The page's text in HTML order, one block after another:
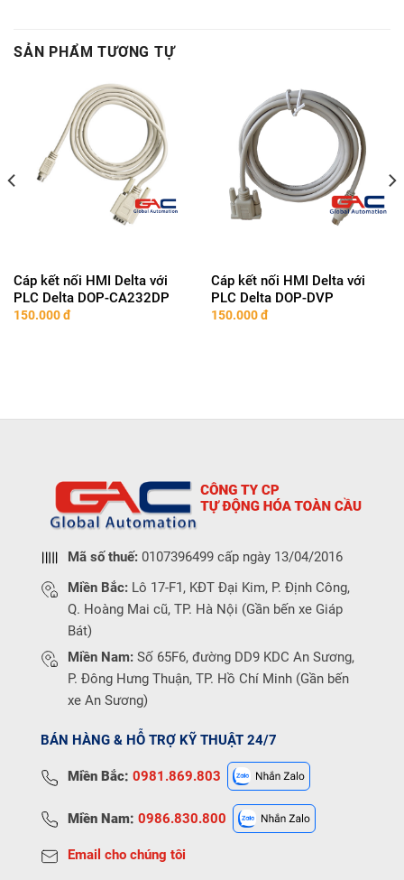
SẢN PHẨM TƯƠNG TỰ
Cáp kết nối HMI Delta với
PLC Delta DOP-CA232DP
150.000đ
Cáp kết nối HMI Delta với
PLC Delta DOP-DVP
150.000đ
Mã số thuế: 0107396499 cấp ngày 13/04/2016
Miền Bắc: Lô 17-F1, KĐT Đại Kim, P. Định Công,
Q. Hoàng Mai cũ, TP. Hà Nội (Gần bến xe Giáp
Bát)
Miền Nam: Số 65F6, đường DD9 KDC An Sương,
P. Đông Hưng Thuận, TP. Hồ Chí Minh (Gần bến
xe An Sương)
BÁN HÀNG & HỖ TRỢ KỸ THUẬT 24/7
Miền Bắc: 0981.869.803
Miền Nam: 0986.830.800
Email cho chúng tôi